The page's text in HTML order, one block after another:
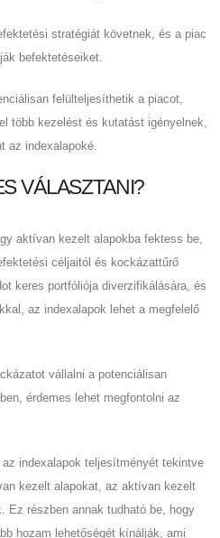
stratégiát követnek, és a piac
befektetéseiket.
felülteljesíthetik a piacot,
több kezelést és kutatást igényelnek,
az indexalapoké.
VÁLASZTANI?
aktívan kezelt alapokba fektess be,
céljaitól és kockázattűrő
keres portfóliója diverzifikálására, és
az indexalapok lehet a megfelelő
vállalni a potenciálisan
érdemes lehet megfontolni az
indexalapok teljesítményét tekintve
kezelt alapokat, az aktívan kezelt
Ez részben annak tudható be, hogy
hozam lehetőségét kínálják, ami